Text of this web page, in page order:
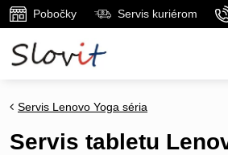
Pobočky Servis kuriérom
Servis Lenovo Yoga séria
Servis tabletu